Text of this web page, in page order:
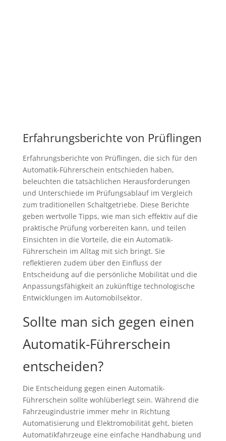
Erfahrungsberichte von Prüflingen
Erfahrungsberichte von Prüflingen, die sich für den
Automatik-Führerschein entschieden haben,
beleuchten die tatsächlichen Herausforderungen
und Unterschiede im Prüfungsablauf im Vergleich
zum traditionellen Schaltgetriebe. Diese Berichte
geben wertvolle Tipps, wie man sich effektiv auf die
praktische Prüfung vorbereiten kann, und teilen
Einsichten in die Vorteile, die ein Automatik-
Führerschein im Alltag mit sich bringt. Sie
reflektieren zudem über den Einfluss der
Entscheidung auf die persönliche Mobilität und die
Anpassungsfähigkeit an zukünftige technologische
Entwicklungen im Automobilsektor.
Sollte man sich gegen einen
Automatik-Führerschein
entscheiden?
Die Entscheidung gegen einen Automatik-
Führerschein sollte wohlüberlegt sein. Während die
Fahrzeugindustrie immer mehr in Richtung
Automatisierung und Elektromobilität geht, bieten
Automatikfahrzeuge eine einfache Handhabung und